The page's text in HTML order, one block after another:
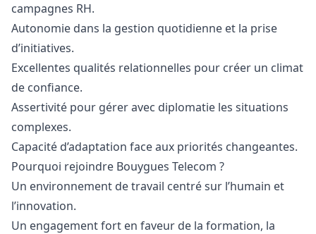
campagnes RH.
Autonomie dans la gestion quotidienne et la prise
d’initiatives.
Excellentes qualités relationnelles pour créer un climat
de confiance.
Assertivité pour gérer avec diplomatie les situations
complexes.
Capacité d’adaptation face aux priorités changeantes.
Pourquoi rejoindre Bouygues Telecom ?
Un environnement de travail centré sur l’humain et
l’innovation.
Un engagement fort en faveur de la formation, la